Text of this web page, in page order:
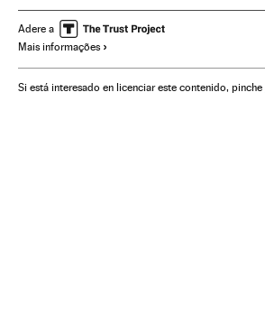
América do Sul América
Partidos políticos
Adere a
Mais informações
Si está interesado en licenciar este contenido, pinche